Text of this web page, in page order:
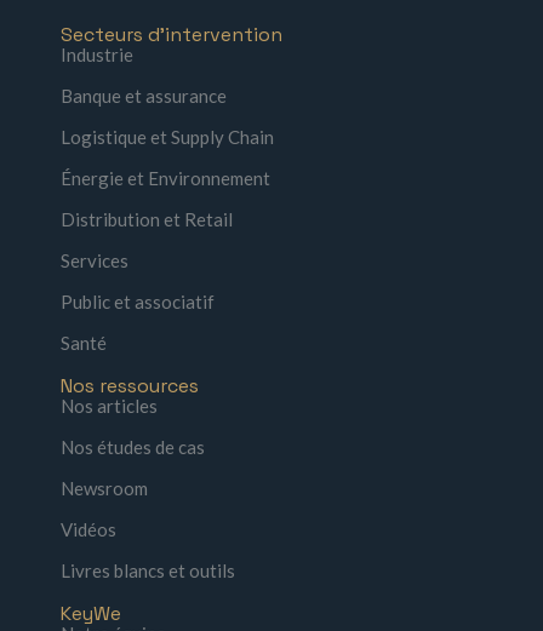
Secteurs d'intervention
Industrie
Banque et assurance
Logistique et Supply Chain
Énergie et Environnement
Distribution et Retail
Services
Public et associatif
Santé
Nos ressources
Nos articles
Nos études de cas
Newsroom
Vidéos
Livres blancs et outils
KeyWe